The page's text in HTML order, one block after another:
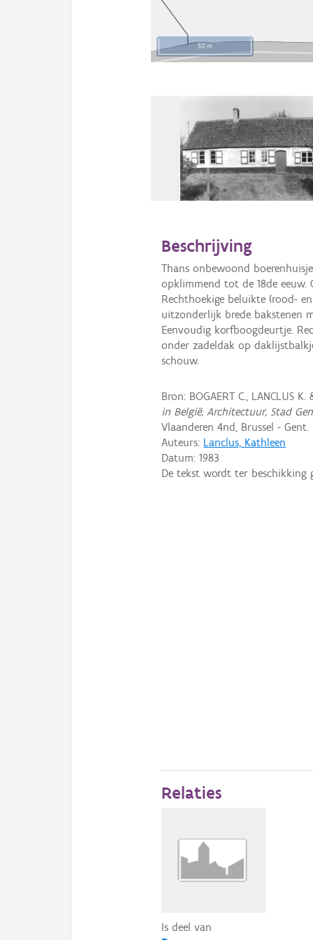
50 m
Beschrijving
Thans onbewoond
opklimmend tot de 18de eeuw.
Rechthoekige beluikte (rood-
uitzonderlijk brede bakstenen
Eenvoudig korfboogdeurtje.
onder zadeldak op
schouw.
Bron: BOGAERT C., LANCLUS K.
in België, Architectuur, Stad
Vlaanderen 4nd, Brussel - Gent.
Auteurs: Lanclus, Kathleen
Datum:1983
De tekst wordt ter beschikking
Relaties
Is deel van